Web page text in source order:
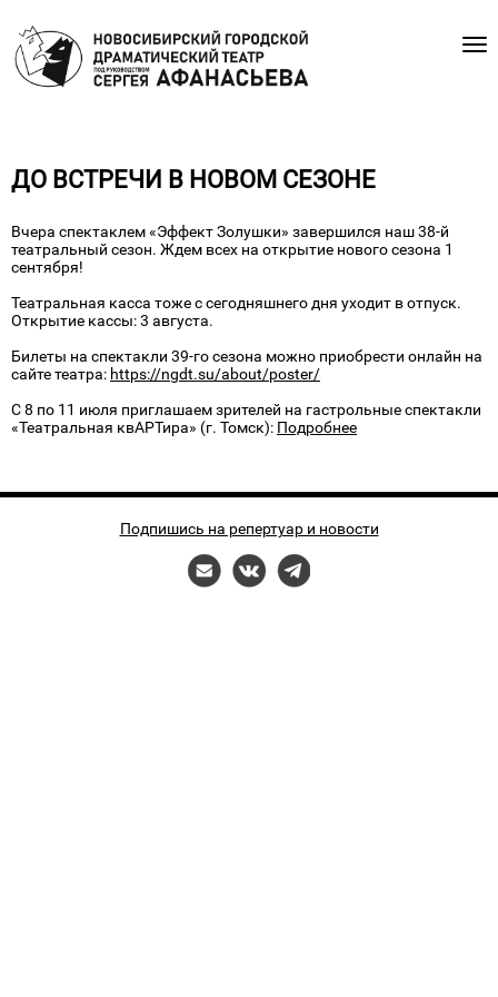
ДО ВСТРЕЧИ В НОВОМ СЕЗОНЕ
Вчера спектаклем «Эффект Золушки» завершился наш 38-й
театральный сезон. Ждем всех на открытие нового сезона 1
сентября!
Театральная касса тоже с сегодняшнего дня уходит в отпуск.
Открытие кассы: 3 августа.
Билеты на спектакли 39-го сезона можно приобрести онлайн на
сайте театра: https://ngdt.su/about/poster/
С 8 по 11 июля приглашаем зрителей на гастрольные спектакли
«Театральная квАРТира» (г. Томск): Подробнее
Подпишись на репертуар и новости